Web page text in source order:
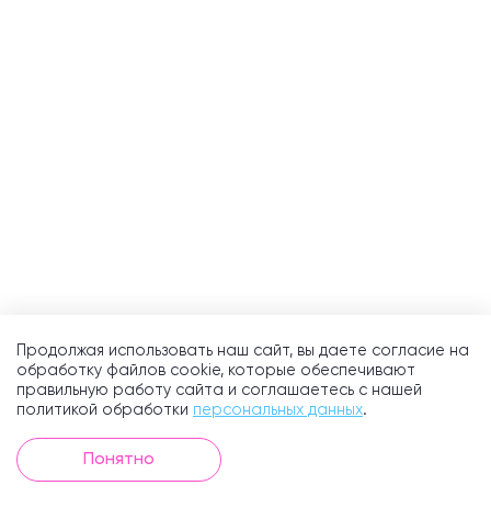
Продолжая использовать наш сайт, вы даете согласие на
обработку файлов cookie, которые обеспечивают
правильную работу сайта и соглашаетесь с нашей
политикой обработки персональных данных.
Понятно